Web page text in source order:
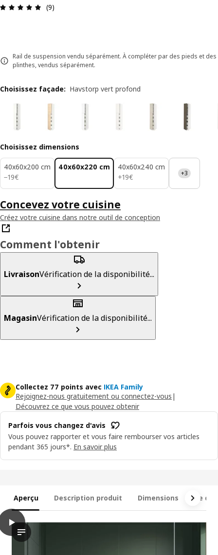
Avis: 4.9 sur 5 étoiles Nombre total d'avis: 9
(9)
Rail de suspension vendu séparément. À compléter par des pieds et des
plinthes, vendus séparément.
Choisissez façade: Havstorp vert profond
Choisissez dimensions
40x60x200 cm
−19€
19€
40x60x220 cm
40x60x240 cm
+19€
19€ +3
Concevez votre cuisine
Créez votre cuisine dans notre outil de conception
Comment l'obtenir
LivraisonVérification de la disponibilité...
MagasinVérification de la disponibilité...
Collectez 77 points avec IKEA Family
Rejoignez-nous gratuitement ou connectez-vous |
Découvrez ce que vous pouvez obtenir
Parfois vous changez d'avis
Vous pouvez rapporter et vous faire rembourser vos articles
pendant 365 jours*. En savoir plus
Aperçu Description produit Dimensions Ce
play
Dans la vidéo, une armoire avec 2 portes et 4 tiroirs est
METOD / MAXIMERA Armoire 2 portes/4 tiroirs, blanc/